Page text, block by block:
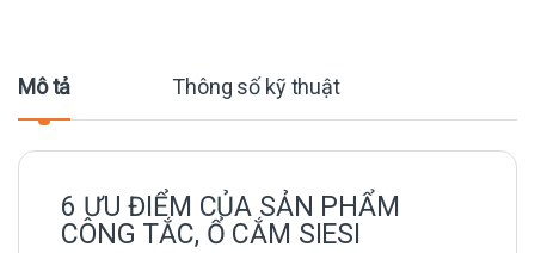
Mô tả Thông số kỹ thuật
6 ƯU ĐIỂM CỦA SẢN PHẨM
CÔNG TẮC, Ổ CẮM SIESI